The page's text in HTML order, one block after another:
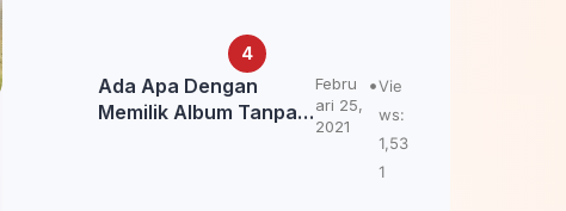
Ada Apa Dengan
Memilik Album Tanpa
Febru
ari 25,
2021
Vie
ws:
1,53
1